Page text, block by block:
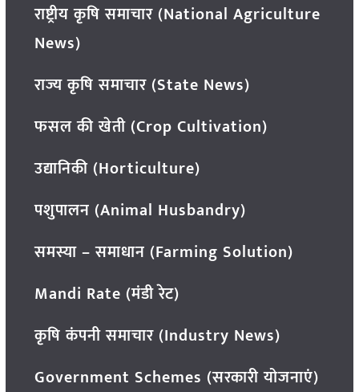
राष्ट्रीय कृषि समाचार (National Agriculture
News)
राज्य कृषि समाचार (State News)
फसल की खेती (Crop Cultivation)
उद्यानिकी (Horticulture)
पशुपालन (Animal Husbandry)
समस्या – समाधान (Farming Solution)
Mandi Rate (मंडी रेट)
कृषि कंपनी समाचार (Industry News)
Government Schemes (सरकारी योजनाएं)